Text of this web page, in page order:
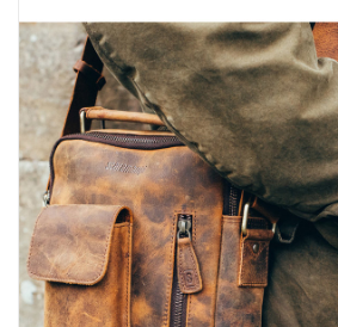
Tassen
Accessoires
Merken